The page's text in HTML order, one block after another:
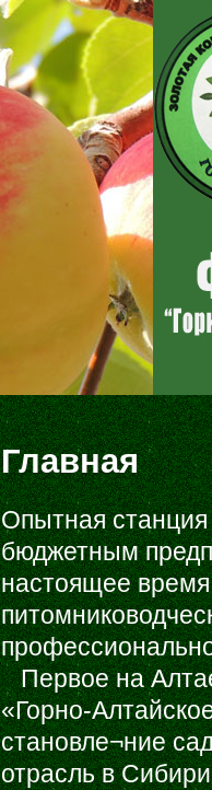
Главная
Опытная станция
бюджетным
настоящее
Первое на
«Горно-
становле¬ние
отрасль в